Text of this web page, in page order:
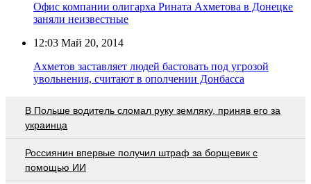
Офис компании олигарха Рината Ахметова в Донецке
заняли неизвестные
12:03 Май 20, 2014
Ахметов заставляет людей бастовать под угрозой
увольнения, считают в ополчении Донбасса
В Польше водитель сломал руку земляку, приняв его за
украинца
Россиянин впервые получил штраф за борщевик с
помощью ИИ